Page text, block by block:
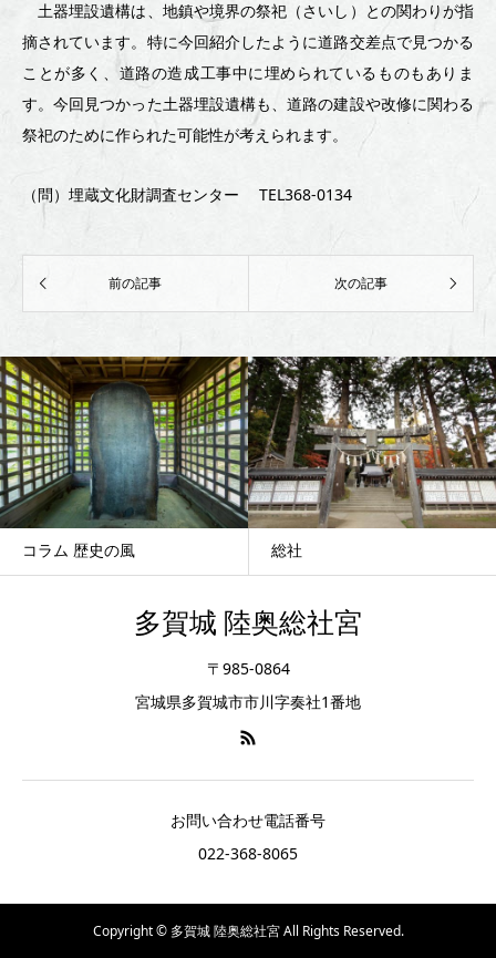
③）
～
土器埋設遺構は、地鎮や境界の祭祀（さいし）との関わりが指
摘されています。特に今回紹介したように道路交差点で見つかる
ことが多く、道路の造成工事中に埋められているものもありま
す。今回見つかった土器埋設遺構も、道路の建設や改修に関わる
祭祀のために作られた可能性が考えられます。
（問）埋蔵文化財調査センター TEL368-0134
コラム 歴史の風 総社
多賀城 陸奥総社宮
〒985-0864
宮城県多賀城市市川字奏社1番地
お問い合わせ電話番号
022-368-8065
Copyright © 多賀城 陸奥総社宮 All Rights Reserved.